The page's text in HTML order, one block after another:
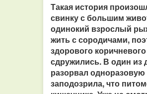
Такая история
свинку с большим
одинокий взрослый
жить с сородичами,
здорового
сдружились. В один из
разорвал одноразовую
заподозрила, что